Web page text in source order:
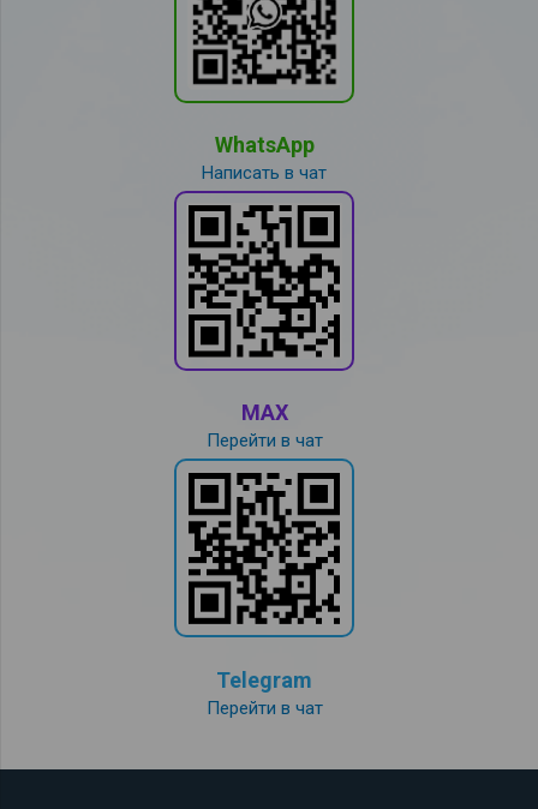
WhatsApp
Написать в чат
MAX
Перейти в чат
Telegram
Перейти в чат